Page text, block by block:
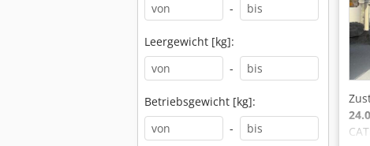
-
Leergewicht [kg]:
-
Betriebsgewicht [kg]:
-